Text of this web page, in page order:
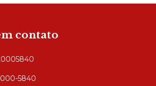
contato
5840